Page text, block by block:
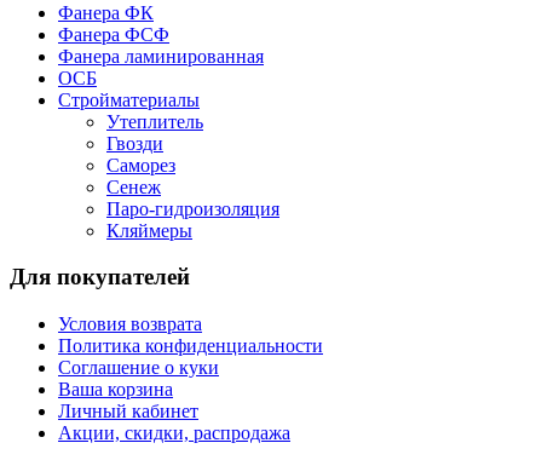
Фанера ФК
Фанера ФСФ
Фанера ламинированная
ОСБ
Стройматериалы
Утеплитель
Гвозди
Саморез
Сенеж
Паро-гидроизоляция
Кляймеры
Для покупателей
Условия возврата
Политика конфиденциальности
Соглашение о куки
Ваша корзина
Личный кабинет
Акции, скидки, распродажа